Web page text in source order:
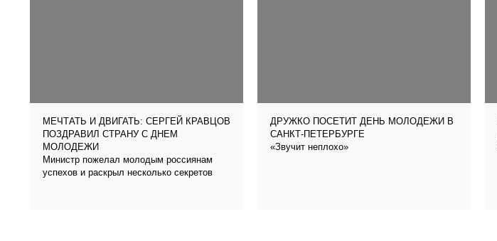
МЕЧТАТЬ И ДВИГАТЬ: СЕРГЕЙ КРАВЦОВ
ПОЗДРАВИЛ СТРАНУ С ДНЕМ
МОЛОДЕЖИ
Министр пожелал молодым россиянам
успехов и раскрыл несколько секретов
ДРУЖКО ПОСЕТИТ ДЕНЬ МОЛОДЕЖИ В
САНКТ-ПЕТЕРБУРГЕ
«Звучит неплохо»